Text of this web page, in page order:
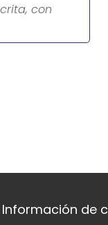
con
Información de